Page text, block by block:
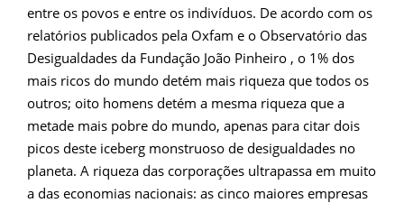
entre os povos e entre os indivíduos. De acordo com os
relatórios publicados pela Oxfam e o Observatório das
Desigualdades da Fundação João Pinheiro , o 1% dos
mais ricos do mundo detém mais riqueza que todos os
outros; oito homens detém a mesma riqueza que a
metade mais pobre do mundo, apenas para citar dois
picos deste iceberg monstruoso de desigualdades no
planeta. A riqueza das corporações ultrapassa em muito
a das economias nacionais: as cinco maiores empresas